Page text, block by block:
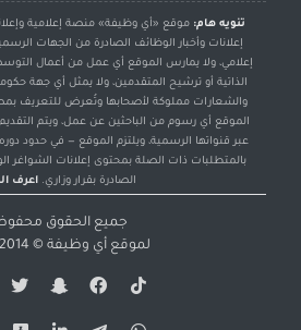
تنويه هام: موقع «أي وظيفة» منصة إعلامية
إعلانات وأخبار الوظائف الصادرة من الجهات
إعلامي، ولا يمارس الموقع أي عمل من أعمال
الذاتية أو ترشيح المتقدمين، ولا يمثل أي جهة
والشعارات مملوكة لأصحابها وتُعرض للتعريف
الموقع أي رسوم من الباحثين عن عمل، ويتم
عبر قنواتها الرسمية، ويلتزم الموقع — في حدود
بالمتطلبات ذات الصلة بمحتوى إعلانات الشواغر
الصادرة بقرار وزاري. اعرف
جميع الحقوق
لموقع أي وظيفة © 2014-2026